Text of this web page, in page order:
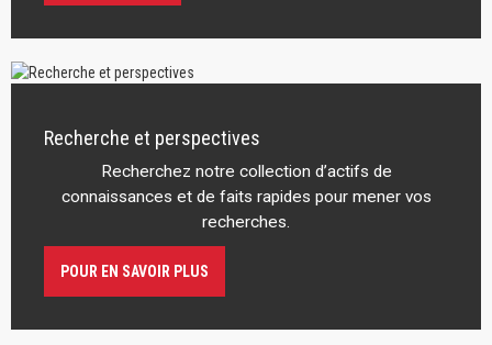
Recherche et perspectives
Recherchez notre collection d’actifs de
connaissances et de faits rapides pour mener vos
recherches.
POUR EN SAVOIR PLUS